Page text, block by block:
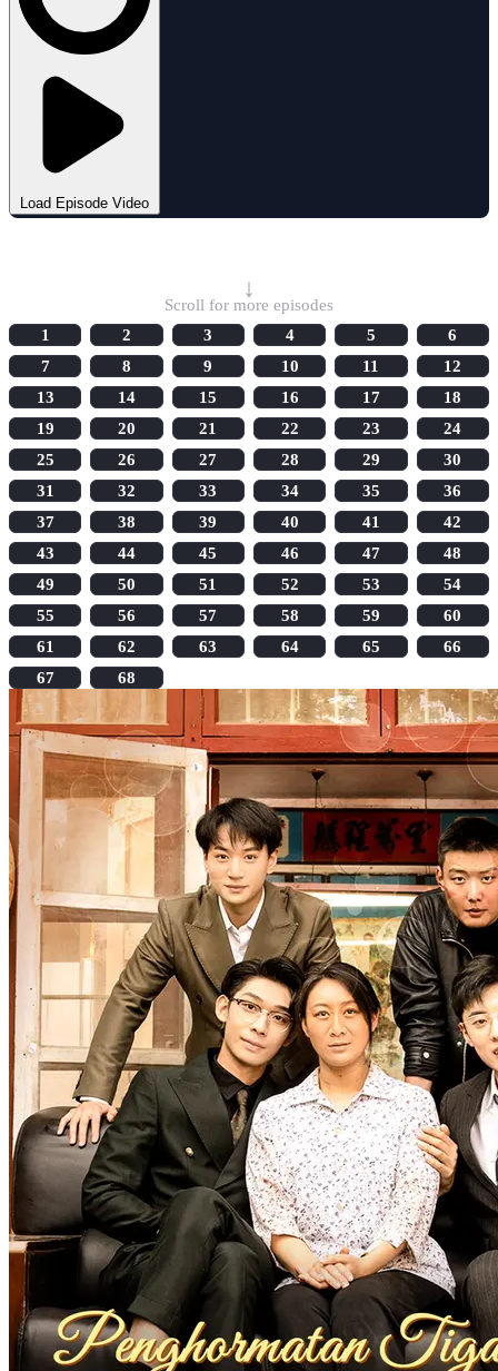
Load Episode Video
↓
Scroll for more episodes
1
2 3 4 5
6
7
8 9 10 11
12
13
14 15 16 17
18
19
20 21 22 23
24
25
26 27 28 29
30
31
32 33 34 35
36
37
38 39 40 41
42
43
44 45 46 47
48
49
50 51 52 53
54
55
56 57 58 59
60
61
62 63 64 65
66
67
68